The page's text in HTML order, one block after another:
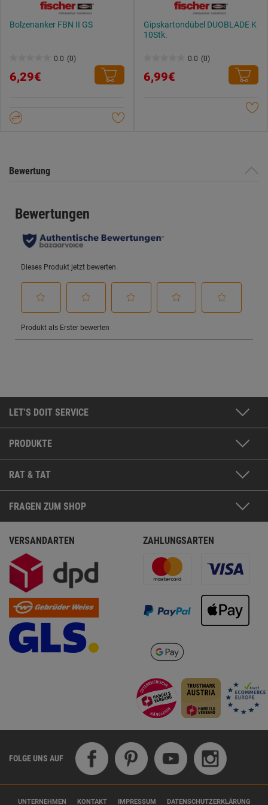
Bolzenanker FBN II GS
0.0 (0)
von
6,29€
Gipskartondübel DUOBLADE K
10Stk.
0.0 (0)
von
6,99€
Bewertung
LET'S DOIT SERVICE
PRODUKTE
RAT & TAT
FRAGEN ZUM SHOP
VERSANDARTEN ZAHLUNGSARTEN
FOLGE UNS AUF
UNTERNEHMEN KONTAKT IMPRESSUM DATENSCHUTZERKLÄRUNG